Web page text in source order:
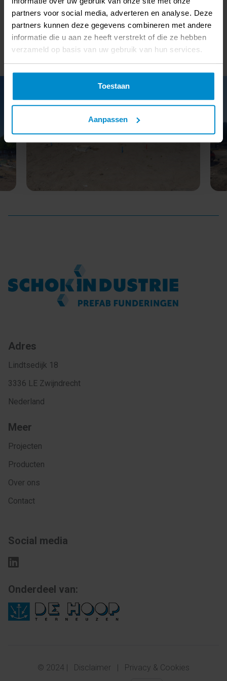
partners voor social media, adverteren en analyse. Deze
partners kunnen deze gegevens combineren met andere
informatie die u aan ze heeft verstrekt of die ze hebben
verzameld op basis van uw gebruik van hun services.
Toestaan
Aanpassen
ruime tuin, bieden de woningen een comfortabele
leefruimte.
Adres
Lindtsedijk 18
3336 LE Zwijndrecht
Nederland
Meer
Projecten
Producten
Over ons
Contact
Social media
Onderdeel van:
© 2024 | Disclaimer | Privacy & Cookies